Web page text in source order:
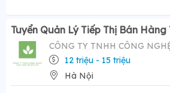
12 triệu - 15 triệu
Hà Nội